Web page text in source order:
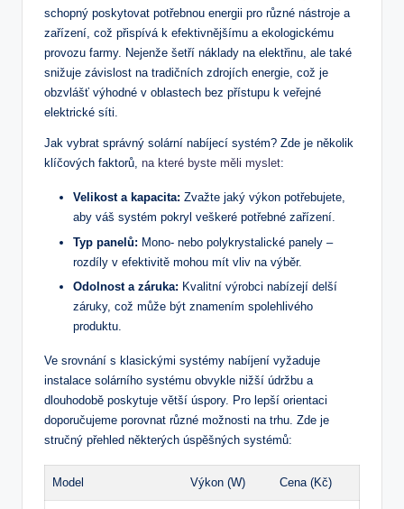
schopný poskytovat potřebnou energii pro různé nástroje a
zařízení, což přispívá k efektivnějšímu a ekologickému
provozu farmy. Nejenže šetří náklady na elektřinu, ale také
snižuje závislost na tradičních zdrojích energie, což je
obzvlášť výhodné v oblastech bez přístupu k veřejné
elektrické síti.
Jak vybrat správný solární nabíjecí systém? Zde je několik
klíčových faktorů, na které byste měli myslet:
Velikost a kapacita: Zvažte jaký výkon potřebujete,
aby váš systém pokryl veškeré potřebné zařízení.
Typ panelů: Mono- nebo polykrystalické panely –
rozdíly v efektivitě mohou mít vliv na výběr.
Odolnost a záruka: Kvalitní výrobci nabízejí delší
záruky, což může být znamením spolehlivého
produktu.
Ve srovnání s klasickými systémy nabíjení vyžaduje
instalace solárního systému obvykle nižší údržbu a
dlouhodobě poskytuje větší úspory. Pro lepší orientaci
doporučujeme porovnat různé možnosti na trhu. Zde je
stručný přehled některých úspěšných systémů:
Model Výkon (W) Cena (Kč)